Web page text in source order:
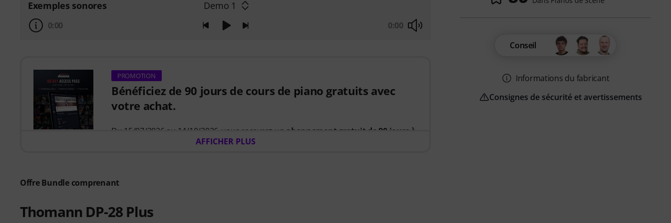
Exemples sonores Demo 1
0:00 0:00
PROMOTION
Bénéficiez de 90 jours de cours de piano gratuits avec
votre achat.
Du 15/07/2026 au 14/10/2026, vous recevrez un abonnement gratuit de 90 jours à
. Optimisez votre apprentissage du piano grâce à un parcours
Que vous débutiez ou cherchiez à vous améliorer, Pianote sur Musora vous aide à
- un parcours d'apprentissage guidé
AFFICHER PLUS
Offre Bundle comprenant
Thomann DP-28 Plus
Conseil
Informations du fabricant
Consignes de sécurité et avertissements